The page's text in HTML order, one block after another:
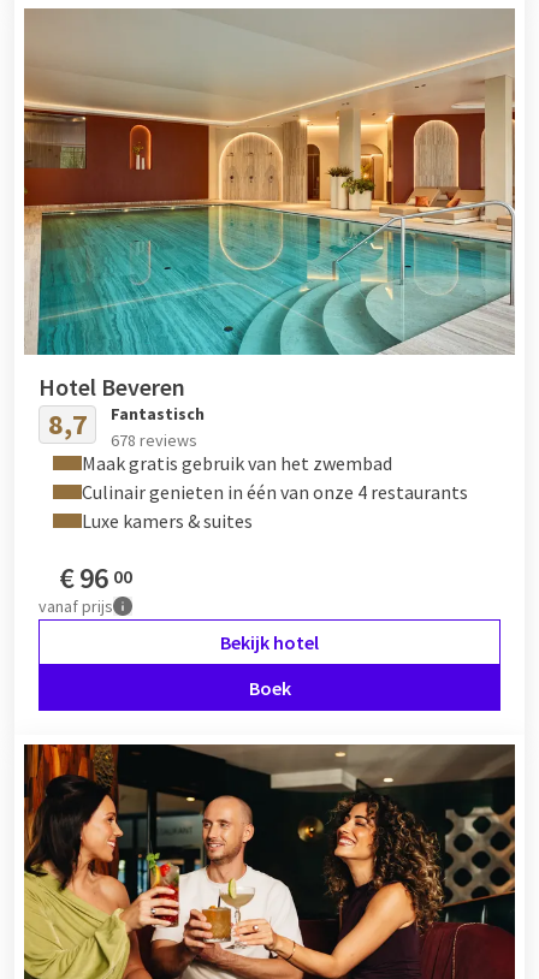
Hotel Beveren
8,7
Fantastisch
678 reviews
Maak gratis gebruik van het zwembad
Culinair genieten in één van onze 4 restaurants
Luxe kamers & suites
€96 00
vanafprijs
Bekijk hotel
Boek